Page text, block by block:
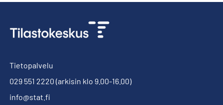
Tietopalvelu
029 551 2220 (arkisin klo 9.00-16.00)
info@stat.fi